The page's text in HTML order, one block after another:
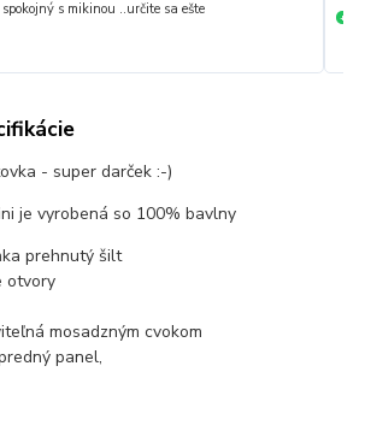
s mikinou ..určite sa ešte
+
- super darček :-)
je vyrobená so 100% bavlny
prehnutý šilt
otvory
mosadzným cvokom
panel,